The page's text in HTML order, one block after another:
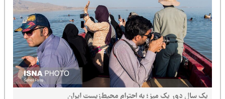
یک سال دور یک میز؛ به احترام محیط‌زیست ایران